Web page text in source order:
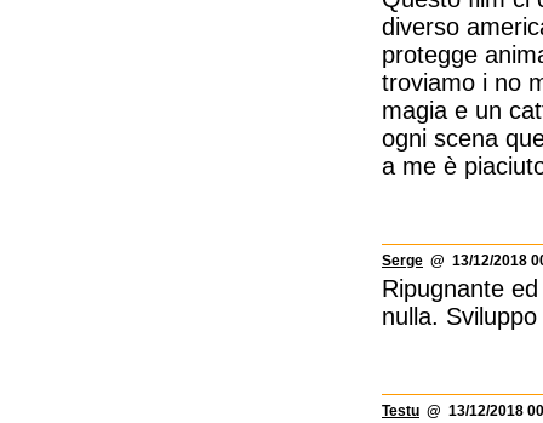
diverso
protegge
troviamo i no
magia e un
ogni scena
a me è
Serge @ 13/12/2018
Ripugnante
nulla.
Testu @ 13/12/2018